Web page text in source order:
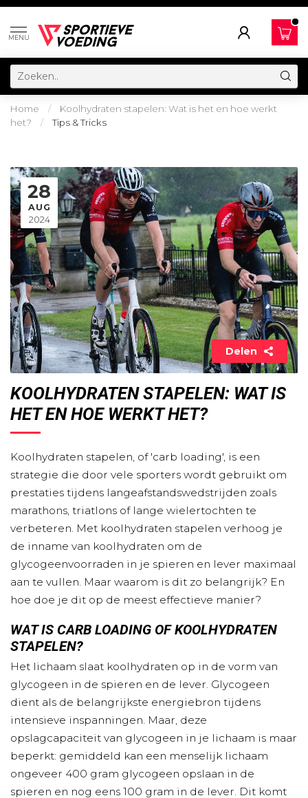
MENU
Home /
Koolhydraten stapelen: Wat is het en hoe werkt
het?
/ Tips & Tricks
28
AUG
2024
Delen
KOOLHYDRATEN STAPELEN: WAT IS
HET EN HOE WERKT HET?
Koolhydraten stapelen, of 'carb loading', is een
strategie die door vele sporters wordt gebruikt om
prestaties tijdens langeafstandswedstrijden zoals
marathons, triatlons of lange wielertochten te
verbeteren. Met koolhydraten stapelen verhoog je
de inname van koolhydraten om de
glycogeenvoorraden in je spieren en lever maximaal
aan te vullen. Maar waarom is dit zo belangrijk? En
hoe doe je dit op de meest effectieve manier?
WAT IS CARB LOADING OF KOOLHYDRATEN
STAPELEN?
Het lichaam slaat koolhydraten op in de vorm van
glycogeen in de spieren en de lever. Glycogeen
dient als de belangrijkste energiebron tijdens
intensieve inspanningen. Maar, deze
opslagcapaciteit van glycogeen in je lichaam is maar
beperkt: gemiddeld kan een menselijk lichaam
ongeveer 400 gram glycogeen opslaan in de
spieren en nog eens 100 gram in de lever. Dit komt